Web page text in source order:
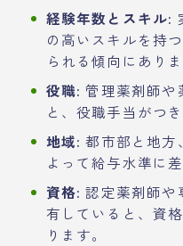
経験年数とスキル:
の高いスキルを持
られる傾向にありま
役職: 管理薬剤師や
と、役職手当がつ
地域: 都市部と地方
よって給与水準に
資格: 認定薬剤師や
有していると、資
ります。